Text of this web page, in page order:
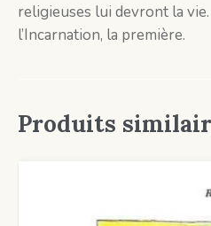
religieuses lui devront la
l’Incarnation, la première.
Produits